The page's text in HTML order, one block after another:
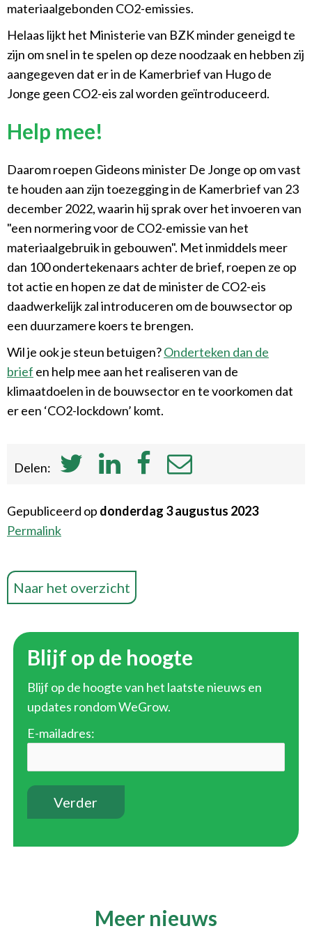
materiaalgebonden CO2-emissies.
Helaas lijkt het Ministerie van BZK minder geneigd te
zijn om snel in te spelen op deze noodzaak en hebben zij
aangegeven dat er in de Kamerbrief van Hugo de
Jonge geen CO2-eis zal worden geïntroduceerd.
Help mee!
Daarom roepen Gideons minister De Jonge op om vast
te houden aan zijn toezegging in de Kamerbrief van 23
december 2022, waarin hij sprak over het invoeren van
"een normering voor de CO2-emissie van het
materiaalgebruik in gebouwen". Met inmiddels meer
dan 100 ondertekenaars achter de brief, roepen ze op
tot actie en hopen ze dat de minister de CO2-eis
daadwerkelijk zal introduceren om de bouwsector op
een duurzamere koers te brengen.
Wil je ook je steun betuigen?Onderteken dan de
brief en help mee aan het realiseren van de
klimaatdoelen in de bouwsector en te voorkomen dat
er een ‘CO2-lockdown’ komt.
Delen:
Gepubliceerd op donderdag 3 augustus 2023
Permalink
Naar het overzicht
Blijf op de hoogte
Blijf op de hoogte van het laatste nieuws en
updates rondom WeGrow.
E-mailadres:
Meer nieuws